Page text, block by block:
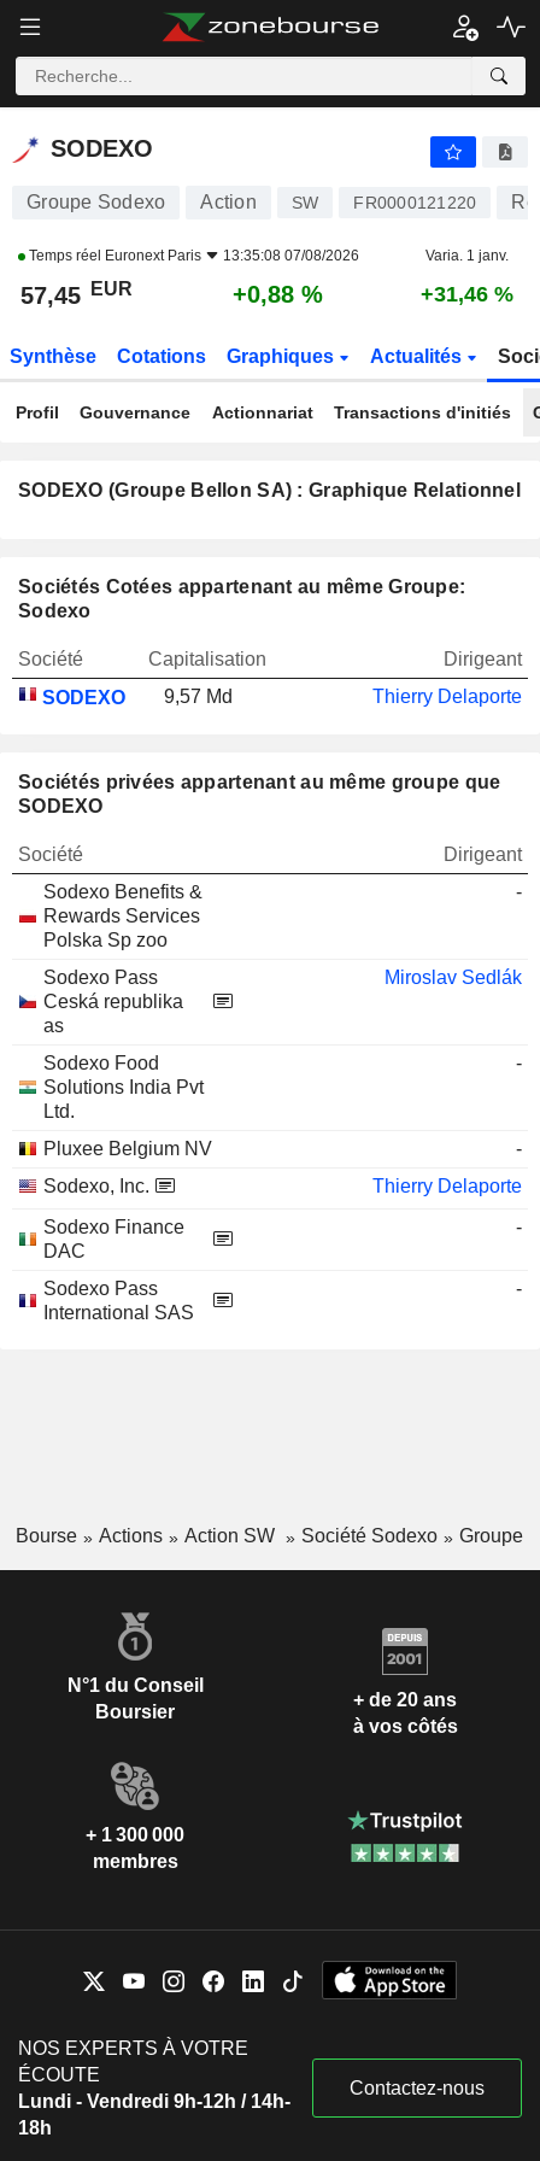
SODEXO
SODEXO
Groupe Sodexo Action SW FR0000121220
Temps réel Euronext Paris 13:35:08 07/08/2026 Varia. 1 janv.
57,45 EUR +0,88 % +31,46 %
Synthèse Cotations Graphiques Actualités
Profil Gouvernance Actionnariat Transactions d'initiés
SODEXO (Groupe Bellon SA) : Graphique Relationnel
Sociétés Cotées appartenant au même Groupe:
Sodexo
Société Capitalisation
Dirigeant
SODEXO
9,57 Md Thierry Delaporte
Sociétés privées appartenant au même groupe que
SODEXO
Société
Dirigeant
Sodexo Benefits &
Rewards Services
Polska Sp zoo
-
Sodexo Pass
Ceská republika
as
Miroslav Sedlák
Sodexo Food
Solutions India Pvt
Ltd.
-
Pluxee Belgium NV
-
Sodexo, Inc.
Thierry Delaporte
Sodexo Finance
DAC
-
Sodexo Pass
International SAS
-
Bourse Actions Action SW Société Sodexo Groupe
N°1 du Conseil
Boursier
+ de 20 ans
à vos côtés
+ 1 300 000
membres
NOS EXPERTS À VOTRE
ÉCOUTE
Lundi - Vendredi 9h-12h / 14h-
18h
Contactez-nous